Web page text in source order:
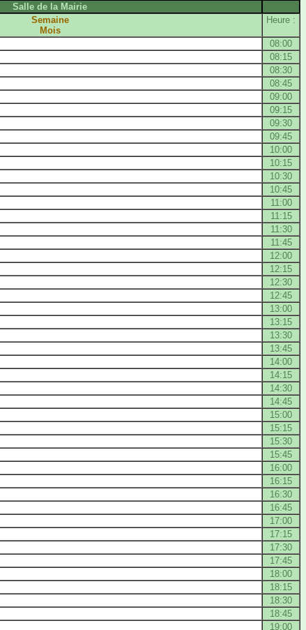
Salle de la Mairie
Semaine
Mois
Heure :
08:00
08:15
08:30
08:45
09:00
09:15
09:30
09:45
10:00
10:15
10:30
10:45
11:00
11:15
11:30
11:45
12:00
12:15
12:30
12:45
13:00
13:15
13:30
13:45
14:00
14:15
14:30
14:45
15:00
15:15
15:30
15:45
16:00
16:15
16:30
16:45
17:00
17:15
17:30
17:45
18:00
18:15
18:30
18:45
19:00